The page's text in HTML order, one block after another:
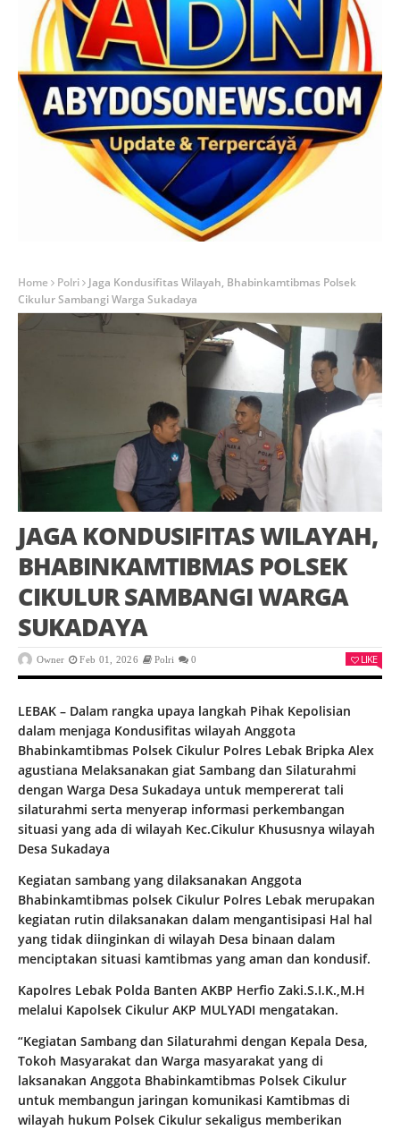
Home Polri
Jaga Kondusifitas Wilayah, Bhabinkamtibmas Polsek
Cikulur Sambangi Warga Sukadaya
JAGA KONDUSIFITAS WILAYAH,
BHABINKAMTIBMAS POLSEK
CIKULUR SAMBANGI WARGA
SUKADAYA
Owner Feb 01, 2026 Polri 0 LIKE
LEBAK – Dalam rangka upaya langkah Pihak Kepolisian
dalam menjaga Kondusifitas wilayah Anggota
Bhabinkamtibmas Polsek Cikulur Polres Lebak Bripka Alex
agustiana Melaksanakan giat Sambang dan Silaturahmi
dengan Warga Desa Sukadaya untuk mempererat tali
silaturahmi serta menyerap informasi perkembangan
situasi yang ada di wilayah Kec.Cikulur Khususnya wilayah
Desa Sukadaya
Kegiatan sambang yang dilaksanakan Anggota
Bhabinkamtibmas polsek Cikulur Polres Lebak merupakan
kegiatan rutin dilaksanakan dalam mengantisipasi Hal hal
yang tidak diinginkan di wilayah Desa binaan dalam
menciptakan situasi kamtibmas yang aman dan kondusif.
Kapolres Lebak Polda Banten AKBP Herfio Zaki.S.I.K.,M.H
melalui Kapolsek Cikulur AKP MULYADI mengatakan.
“Kegiatan Sambang dan Silaturahmi dengan Kepala Desa,
Tokoh Masyarakat dan Warga masyarakat yang di
laksanakan Anggota Bhabinkamtibmas Polsek Cikulur
untuk membangun jaringan komunikasi Kamtibmas di
wilayah hukum Polsek Cikulur sekaligus memberikan